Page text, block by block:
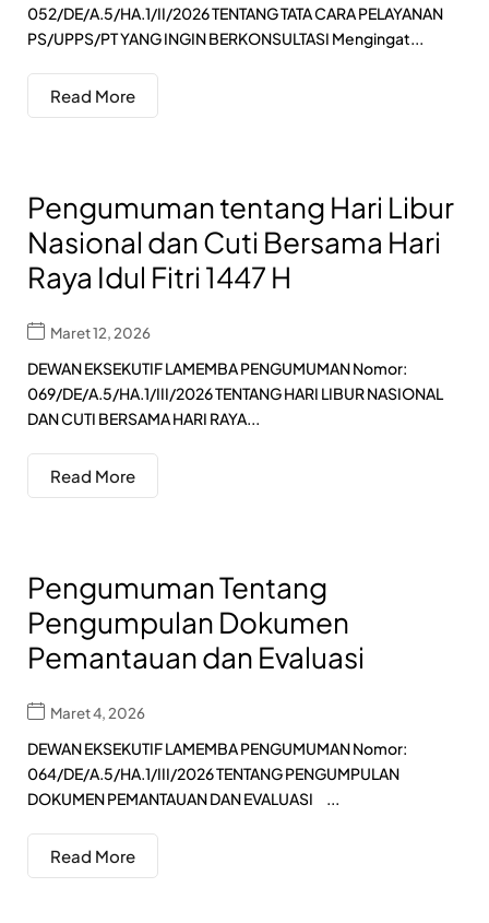
052/DE/A.5/HA.1/II/2026 TENTANG TATA CARA PELAYANAN
PS/UPPS/PT YANG INGIN BERKONSULTASI Mengingat...
Read More
Pengumuman tentang Hari Libur
Nasional dan Cuti Bersama Hari
Raya Idul Fitri 1447 H
Maret 12, 2026
DEWAN EKSEKUTIF LAMEMBA PENGUMUMAN Nomor:
069/DE/A.5/HA.1/III/2026 TENTANG HARI LIBUR NASIONAL
DAN CUTI BERSAMA HARI RAYA...
Read More
Pengumuman Tentang
Pengumpulan Dokumen
Pemantauan dan Evaluasi
Maret 4, 2026
DEWAN EKSEKUTIF LAMEMBA PENGUMUMAN Nomor:
064/DE/A.5/HA.1/III/2026 TENTANG PENGUMPULAN
DOKUMEN PEMANTAUAN DAN EVALUASI ...
Read More